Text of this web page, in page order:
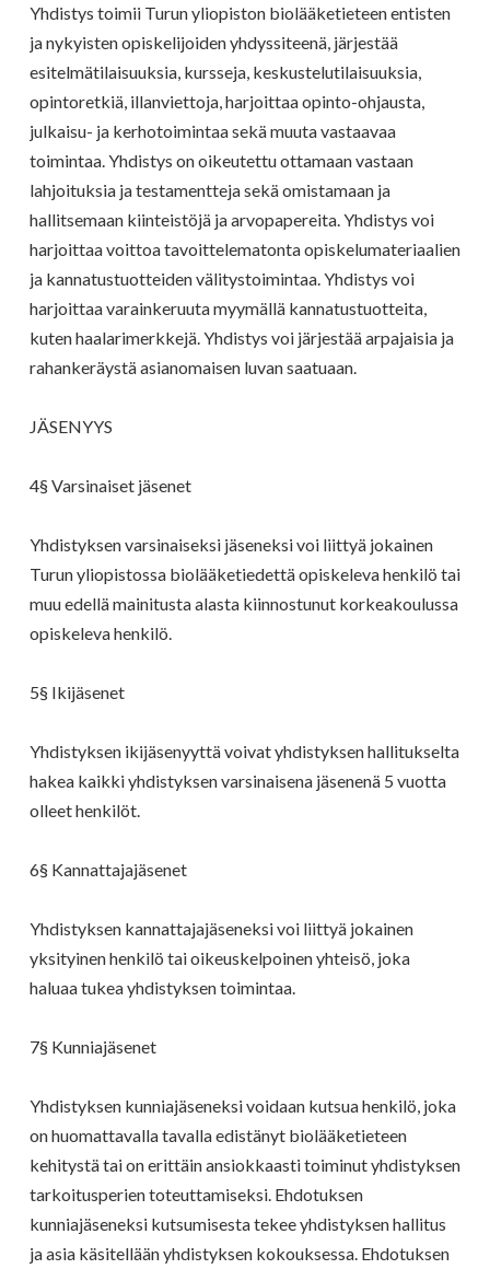
Yhdistys toimii Turun yliopiston biolääketieteen entisten
ja nykyisten opiskelijoiden yhdyssiteenä, järjestää
esitelmätilaisuuksia, kursseja, keskustelutilaisuuksia,
opintoretkiä, illanviettoja, harjoittaa opinto-ohjausta,
julkaisu- ja kerhotoimintaa sekä muuta vastaavaa
toimintaa. Yhdistys on oikeutettu ottamaan vastaan
lahjoituksia ja testamentteja sekä omistamaan ja
hallitsemaan kiinteistöjä ja arvopapereita. Yhdistys voi
harjoittaa voittoa tavoittelematonta opiskelumateriaalien
ja kannatustuotteiden välitystoimintaa. Yhdistys voi
harjoittaa varainkeruuta myymällä kannatustuotteita,
kuten haalarimerkkejä. Yhdistys voi järjestää arpajaisia ja
rahankeräystä asianomaisen luvan saatuaan.
JÄSENYYS
4§ Varsinaiset jäsenet
Yhdistyksen varsinaiseksi jäseneksi voi liittyä jokainen
Turun yliopistossa biolääketiedettä opiskeleva henkilö tai
muu edellä mainitusta alasta kiinnostunut korkeakoulussa
opiskeleva henkilö.
5§ Ikijäsenet
Yhdistyksen ikijäsenyyttä voivat yhdistyksen hallitukselta
hakea kaikki yhdistyksen varsinaisena jäsenenä 5 vuotta
olleet henkilöt.
6§ Kannattajajäsenet
Yhdistyksen kannattajajäseneksi voi liittyä jokainen
yksityinen henkilö tai oikeuskelpoinen yhteisö, joka
haluaa tukea yhdistyksen toimintaa.
7§ Kunniajäsenet
Yhdistyksen kunniajäseneksi voidaan kutsua henkilö, joka
on huomattavalla tavalla edistänyt biolääketieteen
kehitystä tai on erittäin ansiokkaasti toiminut yhdistyksen
tarkoitusperien toteuttamiseksi. Ehdotuksen
kunniajäseneksi kutsumisesta tekee yhdistyksen hallitus
ja asia käsitellään yhdistyksen kokouksessa. Ehdotuksen